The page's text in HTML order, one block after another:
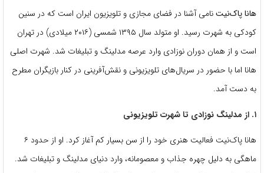
هانا پاک‌نیتنامی آشنا در فضای مجازی و تلویزیون ایران است که در سنین
کودکی به شهرت رسید. او متولد سال ۱۳۹۵ شمسی (۲۰۱۶ میلادی) در تهران
است و از همان دوران نوزادی وارد عرصه مدلینگ و تبلیغات شد. شهرت اصلی
هانا اما با حضور در سریال‌های تلویزیونی و نقش‌آفرینی در کنار بازیگران مطرح
به دست آمد.
۱. از مدلینگ نوزادی تا شهرت تلویزیونی
هانا پاک‌نیت فعالیت هنری خود را از سن بسیار کم آغاز کرد. او از حدود ۶
ماهگی به دلیل چهره جذاب و معصومانه، وارد دنیای مدلینگ و تبلیغات شد.